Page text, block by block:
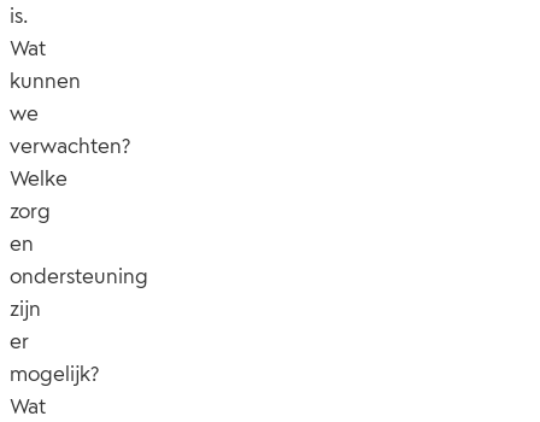
is.
Wat
kunnen
we
verwachten?
Welke
zorg
en
ondersteuning
zijn
er
mogelijk?
Wat